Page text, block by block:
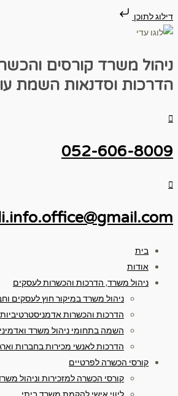
דילוג לתוכן
ניהול משרד קורסים
הדרכות וסדנאות השמת
052-606-8009
בית
אודות
ניהול משרד, הדרכות והכשרות לעסקים
ניהול משרד במיקור חוץ לעסקים
הדרכות והכשרות אדמניסטרטיביות
השמה בתחומי ניהול משרד
הדרכות לאנשי מכירות בחברות
קורסי הכשרה לפרטיים
קורסי הכשרה למזכירות וניהול
ליווי אישי להקמת משרד ביתי